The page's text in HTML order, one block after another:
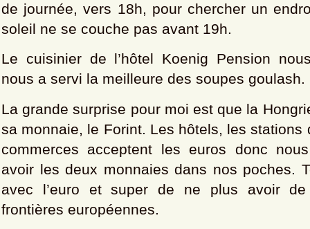
de journée, vers 18h, pour chercher un
soleil ne se couche pas avant 19h.
Le cuisinier de l’hôtel Koenig Pension
nous a servi la meilleure des soupes goulash.
La grande surprise pour moi est que la
sa monnaie, le Forint. Les hôtels, les stations
commerces acceptent les euros donc
avoir les deux monnaies dans nos poches.
avec l’euro et super de ne plus avoir de
frontières européennes.